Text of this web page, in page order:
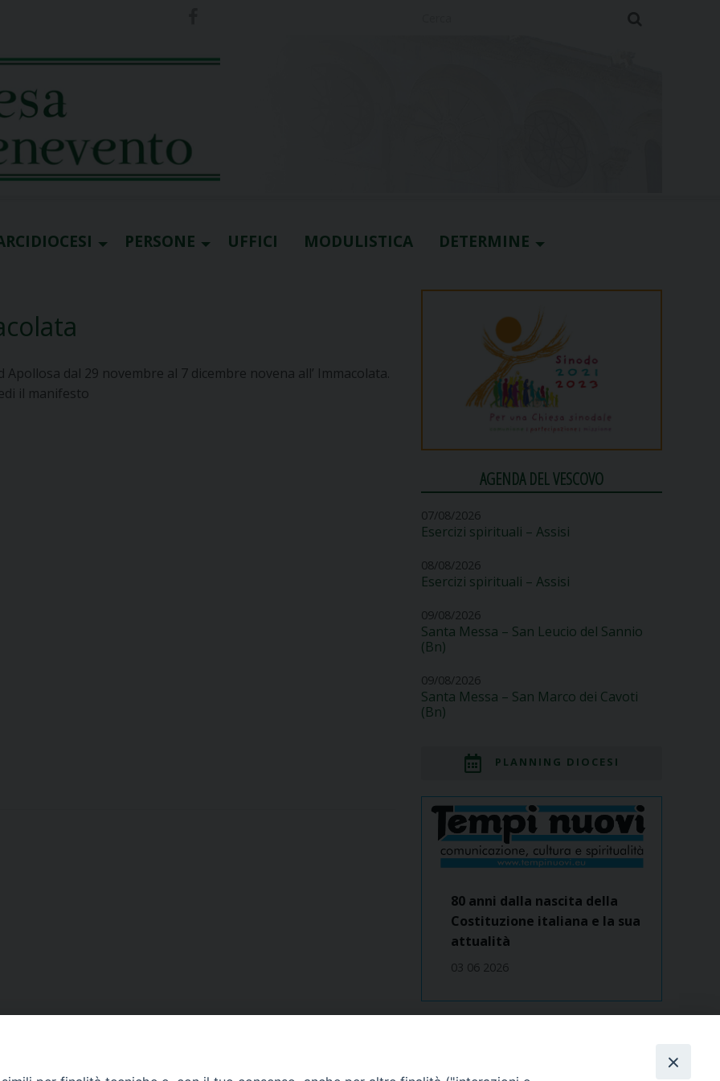
PERSONE UFFICI MODULISTICA DETERMINE
Apollosa dal 29 novembre al 7 dicembre novena all’ Immacolata.
il manifesto
AGENDA DEL VESCOVO
07/08/2026
Esercizi spirituali – Assisi
08/08/2026
Esercizi spirituali – Assisi
09/08/2026
Santa Messa – San Leucio del Sannio
(Bn)
09/08/2026
Santa Messa – San Marco dei Cavoti
(Bn)
PLANNING DIOCESI
80 anni dalla nascita della
Costituzione italiana e la sua
attualità
03 06 2026